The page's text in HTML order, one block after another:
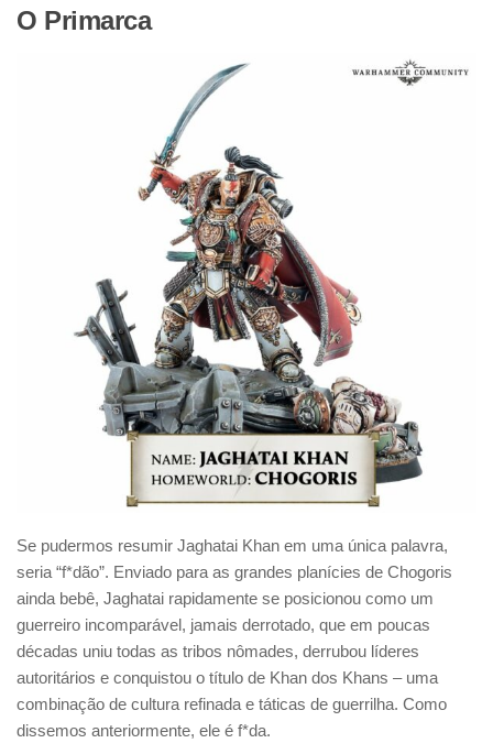
O Primarca
Se pudermos resumir Jaghatai Khan em uma única palavra,
seria “f*dão”. Enviado para as grandes planícies de Chogoris
ainda bebê, Jaghatai rapidamente se posicionou como um
guerreiro incomparável, jamais derrotado, que em poucas
décadas uniu todas as tribos nômades, derrubou líderes
autoritários e conquistou o título de Khan dos Khans – uma
combinação de cultura refinada e táticas de guerrilha. Como
dissemos anteriormente, ele é f*da.